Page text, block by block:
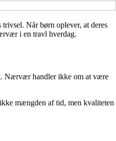
Når børn oplever, at deres
i en travl hverdag.
Nærvær handler ikke om at være
mængden af tid, men kvaliteten